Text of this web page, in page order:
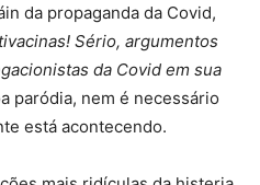
da propaganda da Covid,
Sério, argumentos
da Covid em sua
paródia, nem é necessário
está acontecendo.